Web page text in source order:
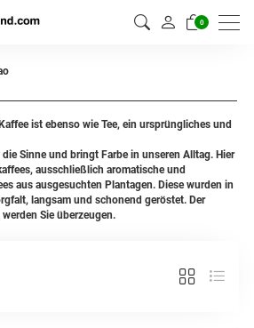
0
Kaffee ist ebenso wie Tee, ein ursprüngliches und
Sinne und bringt Farbe in unseren Alltag. Hier
ausschließlich aromatische und
aus ausgesuchten Plantagen. Diese wurden in
langsam und schonend geröstet. Der
Sie überzeugen.